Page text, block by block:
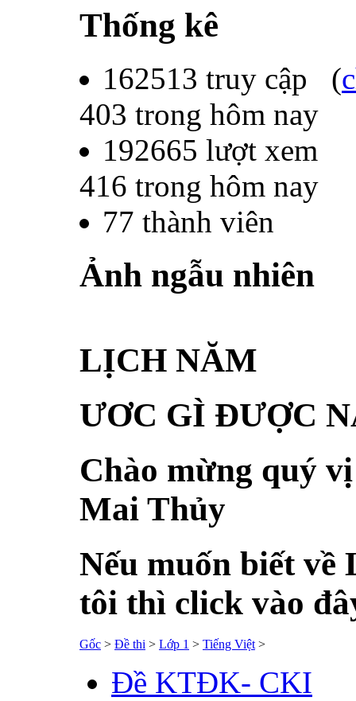
Thống kê
162513 truy cập (
403 trong hôm nay
192665 lượt xem
416 trong hôm nay
77 thành viên
Ảnh ngẫu nhiên
LỊCH NĂM
ƯƠC GÌ ĐƯỢC
Chào mừng quý
Mai Thủy
Nếu muốn biết về
tôi thì click vào
Gốc > Đề thi > Lớp 1 > Tiếng Việt>
Đề KTĐK- CKI